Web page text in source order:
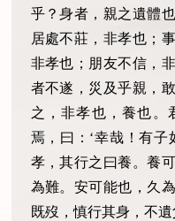
乎？身者，親之遺體
居處不莊，非孝也；
非孝也；朋友不信，
者不遂，災及乎親，
之，非孝也，養也。
焉，曰：‘幸哉！有子
孝，其行之曰養。養
為難。安可能也，久
既歿，慎行其身，不